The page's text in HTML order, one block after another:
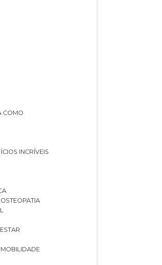
COMO
INCRÍVEIS
OSTEOPATIA
MOBILIDADE